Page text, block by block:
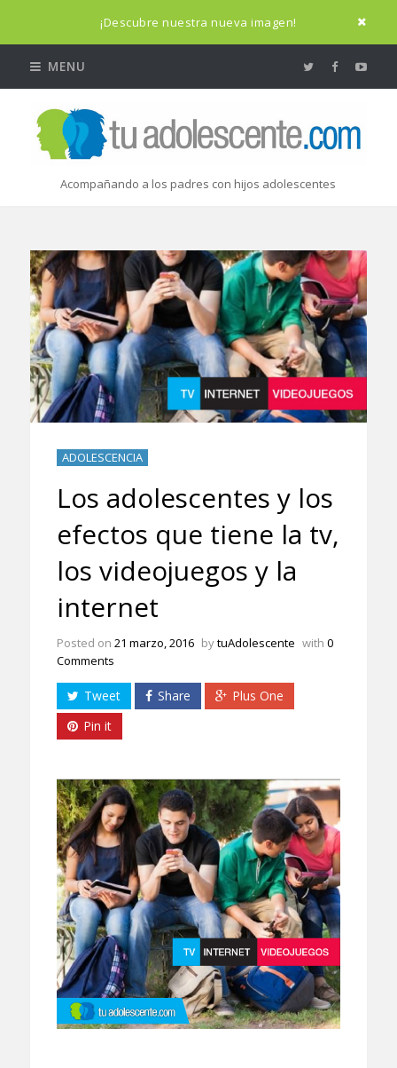
¡Descubre nuestra nueva imagen!
MENU
Acompañando a los padres con hijos adolescentes
ADOLESCENCIA
Los adolescentes y los
efectos que tiene la tv,
los videojuegos y la
internet
Posted on 21 marzo, 2016 bytuAdolescente with 0
Comments
Tweet Share
Plus One
Pin it